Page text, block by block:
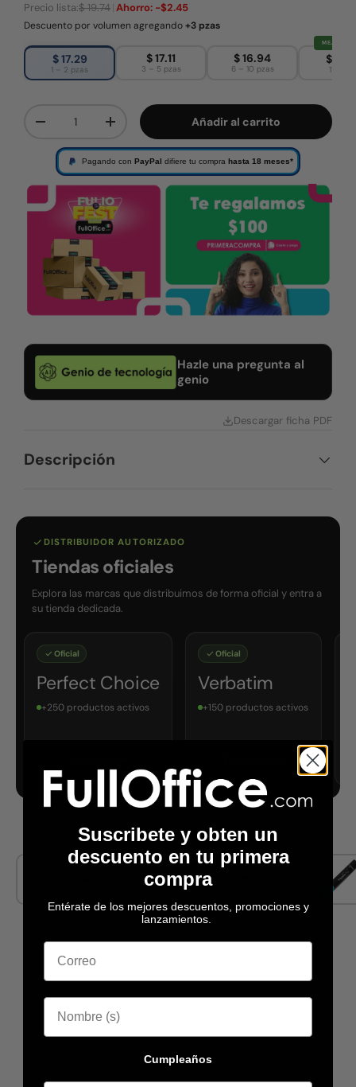
Precio lista:$ 19.74 Ahorro: -$2.45
Descuento por volumen agregando+3 pzas
$ 17.29
1 – 2 pzas
$ 17.11
3 – 5 pzas
$ 16.94
6 – 10 pzas
MEJOR
$
11+
Disminuir cantidadAumentar la cantidadAñadir al carrito
Pagando con PayPal difiere tu compra hasta 18 meses*
Hazle una pregunta al
genio
Descargar ficha PDF
Descripción
DISTRIBUIDOR AUTORIZADO
Tiendas oficiales
Explora las marcas que distribuimos de forma oficial y entra a
su tienda dedicada.
Choice
productos activos
Verbatim
+150 productos activos +150
Ver
Suscribete y obten un
descuento en tu primera
compra
Entérate de los mejores descuentos, promociones y
lanzamientos.
Cumpleaños